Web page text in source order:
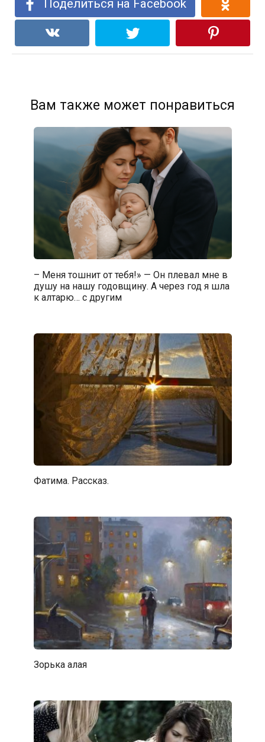
Поделиться на Facebook
Вам также может понравиться
– Меня тошнит от тебя!» — Он плевал мне в
душу на нашу годовщину. А через год я шла
к алтарю… с другим
Фатима. Рассказ.
Зорька алая